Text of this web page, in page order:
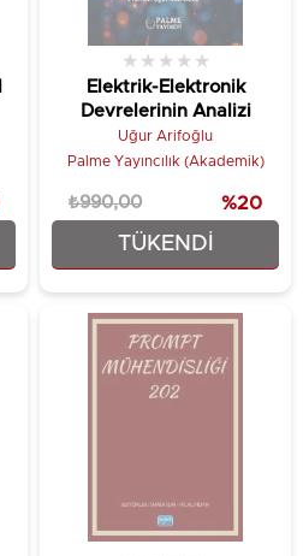
TÜKENDI
Elektrik-Elektronik
Devrelerinin Analizi
★ ★ ★ ★ ★
Uğur Arifoğlu
Palme Yayıncılık (Akademik)
₺790,00
₺990,00 %20